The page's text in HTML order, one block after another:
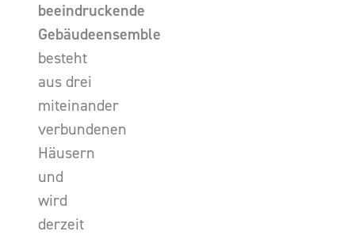
beeindruckende
Gebäudeensemble
besteht
aus drei
miteinander
verbundenen
Häusern
und
wird
derzeit